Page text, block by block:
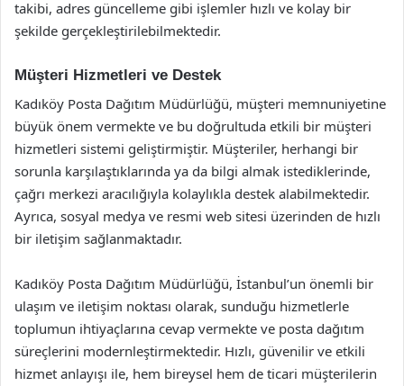
takibi, adres güncelleme gibi işlemler hızlı ve kolay bir
şekilde gerçekleştirilebilmektedir.
Müşteri Hizmetleri ve Destek
Kadıköy Posta Dağıtım Müdürlüğü, müşteri memnuniyetine
büyük önem vermekte ve bu doğrultuda etkili bir müşteri
hizmetleri sistemi geliştirmiştir. Müşteriler, herhangi bir
sorunla karşılaştıklarında ya da bilgi almak istediklerinde,
çağrı merkezi aracılığıyla kolaylıkla destek alabilmektedir.
Ayrıca, sosyal medya ve resmi web sitesi üzerinden de hızlı
bir iletişim sağlanmaktadır.
Kadıköy Posta Dağıtım Müdürlüğü, İstanbul’un önemli bir
ulaşım ve iletişim noktası olarak, sunduğu hizmetlerle
toplumun ihtiyaçlarına cevap vermekte ve posta dağıtım
süreçlerini modernleştirmektedir. Hızlı, güvenilir ve etkili
hizmet anlayışı ile, hem bireysel hem de ticari müşterilerin